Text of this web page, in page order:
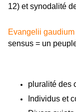
12) et synodalité
Evangelii
sensus = un
pluralité des
Individus et